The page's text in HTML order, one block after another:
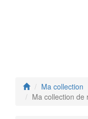
Ma collection
Ma collection de